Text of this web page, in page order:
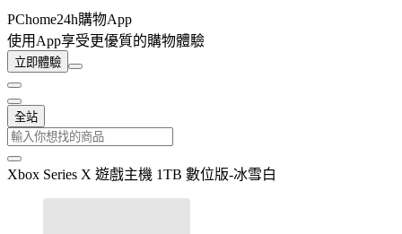
PChome24h購物App
使用App享受更優質的購物體驗
立即體驗
全站
Xbox Series X 遊戲主機 1TB 數位版-冰雪白